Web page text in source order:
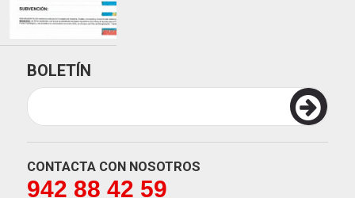
BOLETÍN
CONTACTA CON NOSOTROS
942 88 42 59